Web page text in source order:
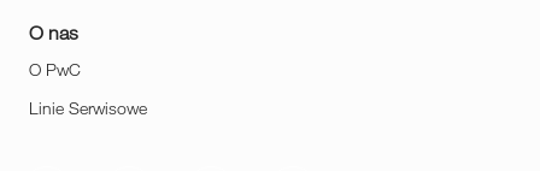
O nas
O PwC
Linie Serwisowe